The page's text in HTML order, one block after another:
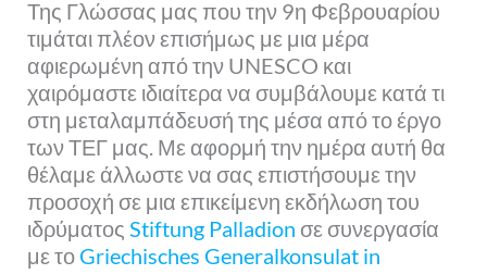
Της Γλώσσας μας που την 9η Φεβρουαρίου
τιμάται πλέον επισήμως με μια μέρα
αφιερωμένη από την UNESCO και
χαιρόμαστε ιδιαίτερα να συμβάλουμε κατά τι
στη μεταλαμπάδευσή της μέσα από το έργο
των ΤΕΓ μας. Με αφορμή την ημέρα αυτή θα
θέλαμε άλλωστε να σας επιστήσουμε την
προσοχή σε μια επικείμενη εκδήλωση του
ιδρύματος Stiftung Palladion σε συνεργασία
με το Griechisches Generalkonsulat in